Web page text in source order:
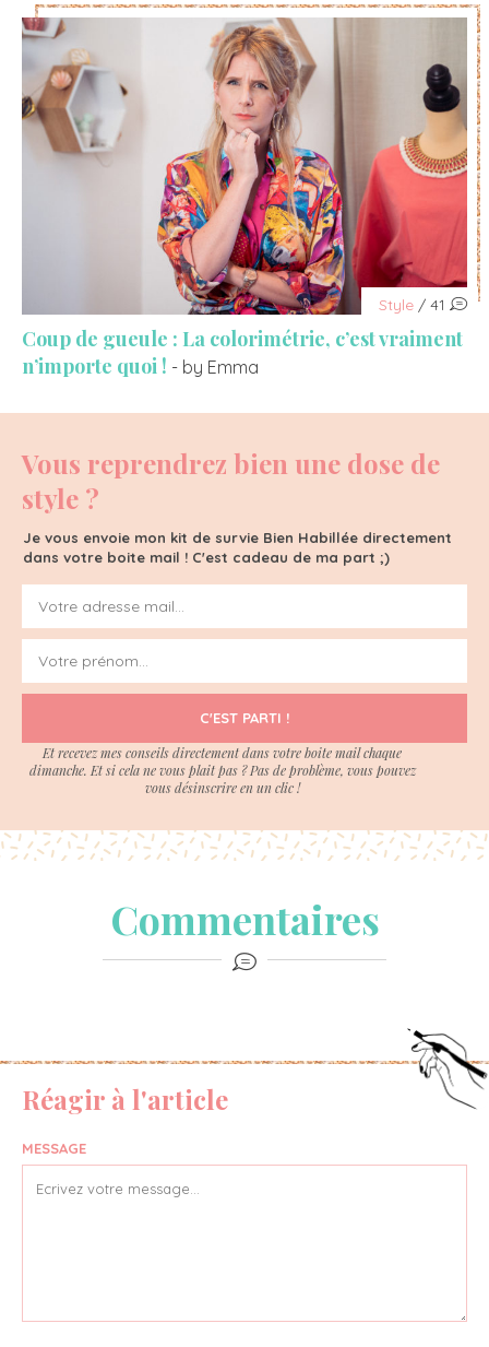
Style / 41
Coup de gueule : La colorimétrie, c’est vraiment
n’importe quoi ! - by Emma
Vous reprendrez bien une dose de
style ?
Je vous envoie mon kit de survie Bien Habillée directement
dans votre boite mail ! C'est cadeau de ma part ;)
C'EST PARTI !
Et recevez mes conseils directement dans votre boite mail chaque
dimanche. Et si cela ne vous plait pas ? Pas de problème, vous pouvez
vous désinscrire en un clic !
Commentaires
Réagir à l'article
MESSAGE